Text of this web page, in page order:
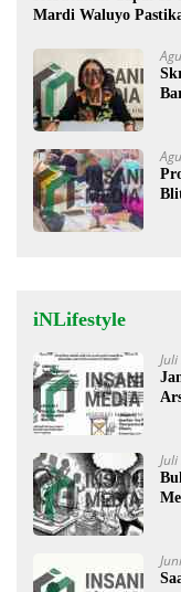
Mardi Waluyo
iNLifestyle